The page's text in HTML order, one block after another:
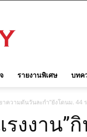
รายงานพิเศษ บทค
าความดันวันละกำ”ยังโดนม.
งงาน”